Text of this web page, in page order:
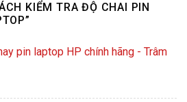
KIỂM TRA ĐỘ CHAI PIN
”
pin laptop HP chính hãng - Trâm